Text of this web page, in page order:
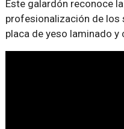
Este galardón reconoce
profesionalización de
placa de yeso laminado y